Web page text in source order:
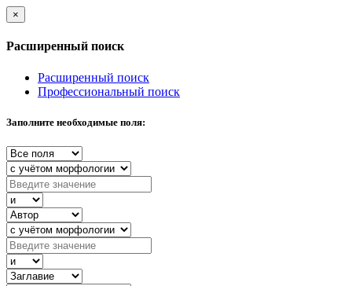
×
Расширенный поиск
Расширенный поиск
Профессиональный поиск
Заполните необходимые поля: